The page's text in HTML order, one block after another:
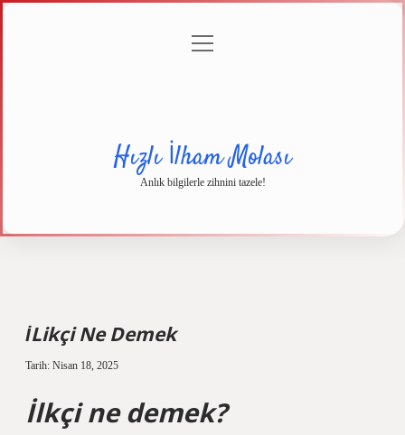
menüyü
Hızlı İlham Molası
Anlık bilgilerle zihnini tazele!
İLikçi Ne Demek
Tarih: Nisan 18, 2025
İlkçi ne demek?